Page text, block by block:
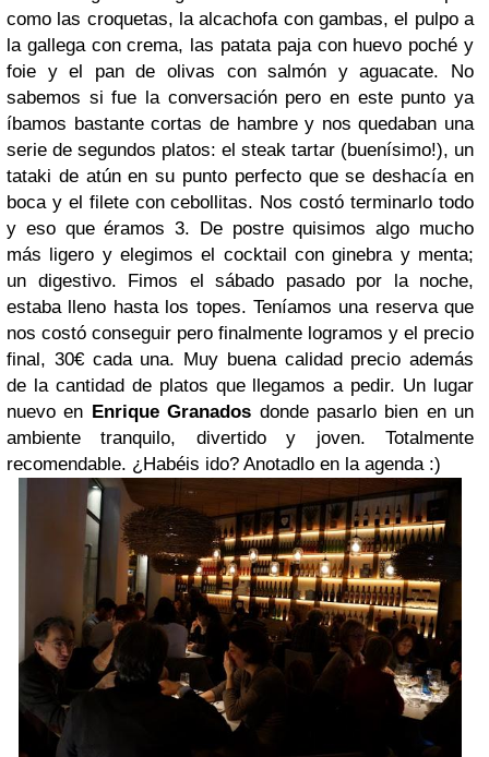
como las croquetas, la alcachofa con gambas, el pulpo a
la gallega con crema, las patata paja con huevo poché y
foie y el pan de olivas con salmón y aguacate. No
sabemos si fue la conversación pero en este punto ya
íbamos bastante cortas de hambre y nos quedaban una
serie de segundos platos: el steak tartar (buenísimo!), un
tataki de atún en su punto perfecto que se deshacía en
boca y el filete con cebollitas. Nos costó terminarlo todo
y eso que éramos 3. De postre quisimos algo mucho
más ligero y elegimos el cocktail con ginebra y menta;
un digestivo. Fimos el sábado pasado por la noche,
estaba lleno hasta los topes. Teníamos una reserva que
nos costó conseguir pero finalmente logramos y el precio
final, 30€ cada una. Muy buena calidad precio además
de la cantidad de platos que llegamos a pedir. Un lugar
nuevo en Enrique Granados donde pasarlo bien en un
ambiente tranquilo, divertido y joven. Totalmente
recomendable. ¿Habéis ido? Anotadlo en la agenda :)